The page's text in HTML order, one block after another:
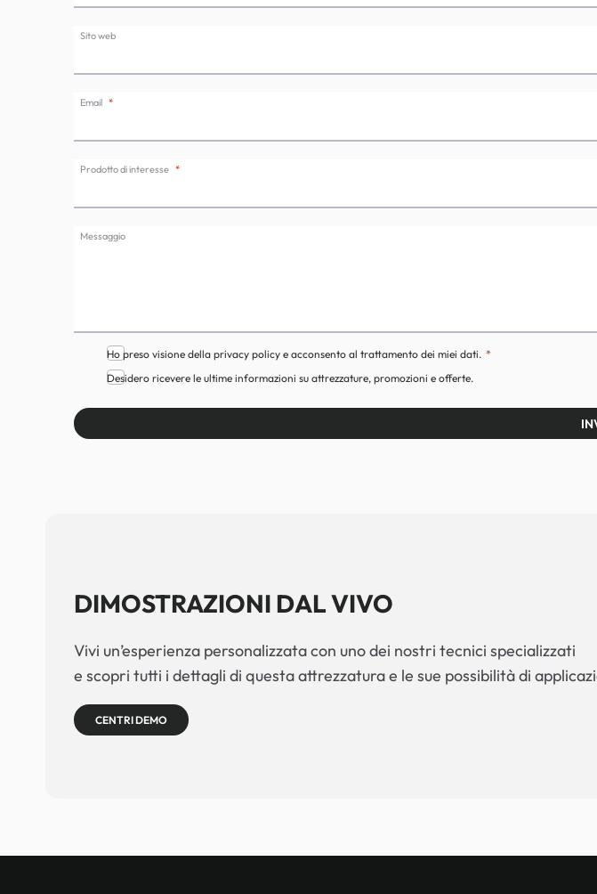
Sito web
Email
Prodotto di interesse
Messaggio
Ho preso visione della privacy policy e acconsento al trattamento dei miei dati.
Desidero ricevere le ultime informazioni su attrezzature, promozioni e offerte.
DIMOSTRAZIONI DAL VIVO
Vivi un’esperienza personalizzata con uno dei nostri tecnici specializzati
e scopri tutti i dettagli di questa attrezzatura e le sue possibilità di
CENTRI DEMO